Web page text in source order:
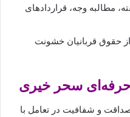
مطالبه وجه، قراردادهای
حقوق قربانیان خشونت
سحر خیری
و شفافیت در تعامل با